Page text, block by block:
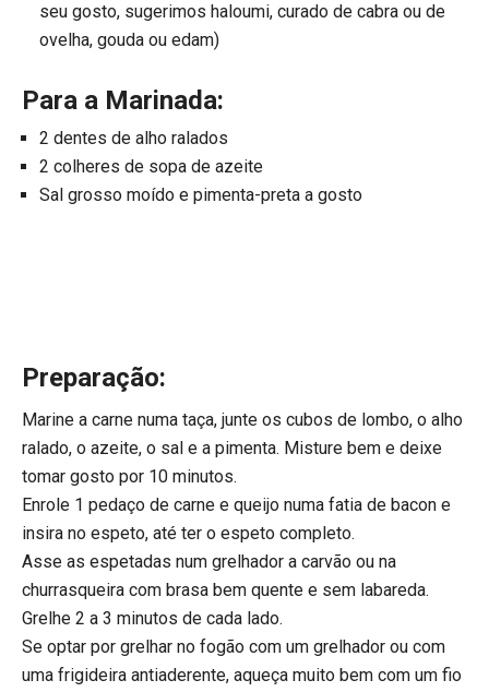
seu gosto, sugerimos haloumi, curado de cabra ou de
ovelha, gouda ou edam)
Para a Marinada:
2 dentes de alho ralados
2 colheres de sopa de azeite
Sal grosso moído e pimenta-preta a gosto
Preparação:
Marine a carne numa taça, junte os cubos de lombo, o alho
ralado, o azeite, o sal e a pimenta. Misture bem e deixe
tomar gosto por 10 minutos.
Enrole 1 pedaço de carne e queijo numa fatia de bacon e
insira no espeto, até ter o espeto completo.
Asse as espetadas num grelhador a carvão ou na
churrasqueira com brasa bem quente e sem labareda.
Grelhe 2 a 3 minutos de cada lado.
Se optar por grelhar no fogão com um grelhador ou com
uma frigideira antiaderente, aqueça muito bem com um fio